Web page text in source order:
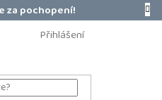
za pochopení!
Přihlášení